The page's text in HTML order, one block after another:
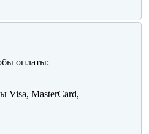
оплаты:
Visa, MasterCard,